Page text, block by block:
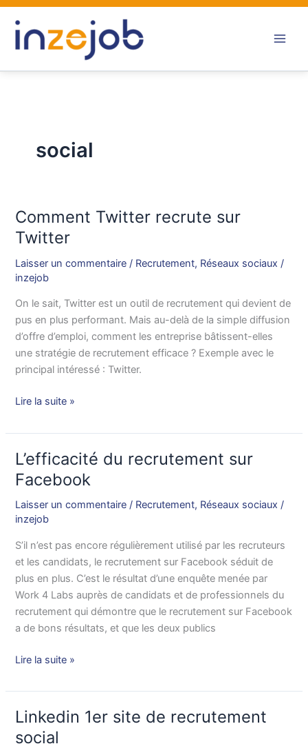
Aller
contenu
social
Comment Twitter recrute sur
Twitter
Laisser un commentaire / Recrutement, Réseaux sociaux /
inzejob
On le sait, Twitter est un outil de recrutement qui devient de
pus en plus performant. Mais au-delà de la simple diffusion
d’offre d’emploi, comment les entreprise bâtissent-elles
une stratégie de recrutement efficace ? Exemple avec le
principal intéressé : Twitter.
Comment
Twitter
recrute
sur
Twitter
Lire la suite »
L’efficacité du recrutement sur
Facebook
Laisser un commentaire / Recrutement, Réseaux sociaux /
inzejob
S’il n’est pas encore régulièrement utilisé par les recruteurs
et les candidats, le recrutement sur Facebook séduit de
plus en plus. C’est le résultat d’une enquête menée par
Work 4 Labs auprès de candidats et de professionnels du
recrutement qui démontre que le recrutement sur Facebook
a de bons résultats, et que les deux publics
L’efficacité
du
recrutement
sur
Facebook
Lire la suite »
Linkedin 1er site de recrutement
social
Linkedin
site